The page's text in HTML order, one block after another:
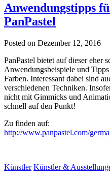
Anwendungstipps
PanPastel
Posted on Dezember 12, 2016
PanPastel bietet auf dieser eher
Anwendungsbeispiele und
Farben. Interessant dabei sind
verschiedenen Techniken.
nicht mit Gimmicks und
schnell auf den Punkt!
Zu finden auf:
http://www.panpastel.com/
Künstler Künstler &